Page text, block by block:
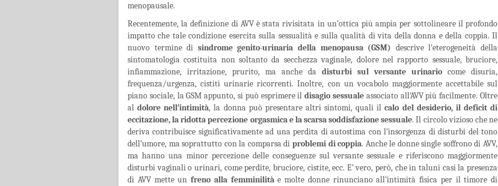
menopausale.
Recentemente, la definizione di AVV è stata rivisitata in un’ottica più ampia per sottolineare il profondo
impatto che tale condizione esercita sulla sessualità e sulla qualità di vita della donna e della coppia. Il
nuovo termine di sindrome genito-urinaria della menopausa (GSM) descrive l’eterogeneità della
sintomatologia costituita non soltanto da secchezza vaginale, dolore nel rapporto sessuale, bruciore,
infiammazione, irritazione, prurito, ma anche da disturbi sul versante urinario come disuria,
frequenza/urgenza, cistiti urinarie ricorrenti. Inoltre, con un vocabolo maggiormente accettabile sul
piano sociale, la GSM appunto, si può esprimere ildisagio sessuale associato all’AVV più facilmente. Oltre
aldolore nell’intimità, la donna può presentare altri sintomi, quali ilcalo del desiderio, il deficit di
eccitazione, la ridotta percezione orgasmica e la scarsa soddisfazione sessuale. Il circolo vizioso che ne
deriva contribuisce significativamente ad una perdita di autostima con l’insorgenza di disturbi del tono
dell’umore, ma soprattutto con la comparsa di problemi di coppia. Anche le donne single soffrono di AVV,
ma hanno una minor percezione delle conseguenze sul versante sessuale e riferiscono maggiormente
disturbi vaginali o urinari, come perdite, bruciore, cistite, ecc. E’ vero, però, che in taluni casi la presenza
di AVV mette un freno alla femminilitàe molte donne rinunciano all’intimità fisica per il timore di